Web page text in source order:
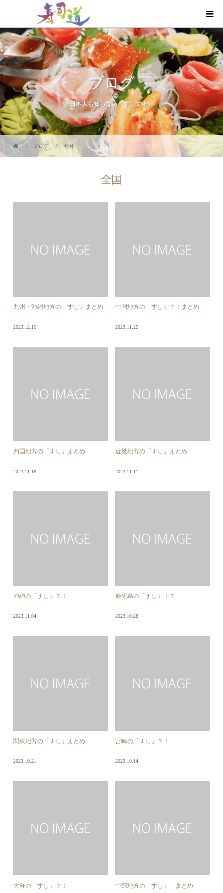
ブログ
日本人も知らない「すし文化」
ブログ 全国
全国
九州・沖縄地方の「すし」まとめ
2023.12.16
中国地方の「すし」？！まとめ
2023.11.25
四国地方の「すし」まとめ
2023.11.18
近畿地方の「すし」まとめ
2023.11.11
沖縄の「すし」？！
2023.11.04
鹿児島の「すし」！？
2023.10.28
関東地方の「すし」まとめ
2023.10.21
宮崎の「すし」？！
2023.10.14
大分の「すし」？！ 中部地方の「すし」 まとめ